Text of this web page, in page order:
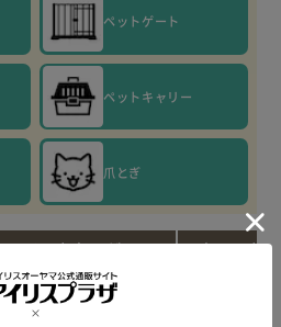
ペットゲート
ペットキャリー
爪とぎ
ペットケージ キャット